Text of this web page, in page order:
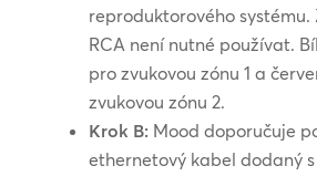
reproduktorového
RCA není nutné používat.
pro zvukovou zónu 1 a
zvukovou zónu 2.
Krok B:Mood doporučuje
ethernetový kabel dodaný